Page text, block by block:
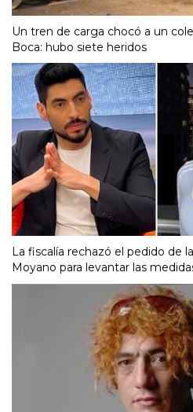
Un tren de carga chocó a un
Boca: hubo siete heridos
La fiscalía rechazó el pedido de
Moyano para levantar las